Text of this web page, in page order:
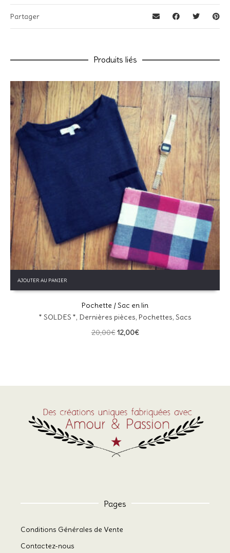
Votre avis *
E-mail *
Enregistrer mon nom, mon e-mail et mon site dans le
navigateur pour mon prochain commentaire.
Ce site utilise Akismet pour réduire les indésirables. En savoir
plus sur la façon dont les données de vos commentaires sont
traitées.
Partager
Produits liés
AJOUTER AU PANIER
Pochette / Sac en lin
* SOLDES *, Dernières pièces, Pochettes, Sacs
20,00€Le
12,00€Le
Pages
Conditions Générales de Vente
Contactez-nous